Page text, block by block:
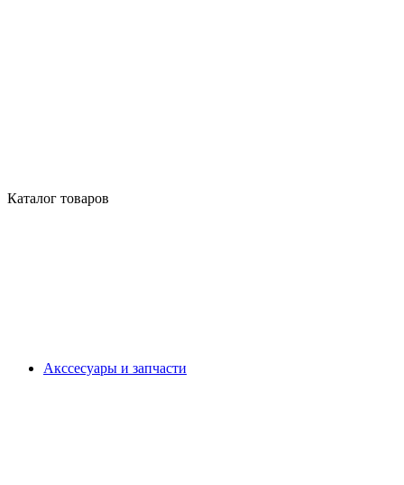
Каталог товаров
Акссесуары и запчасти